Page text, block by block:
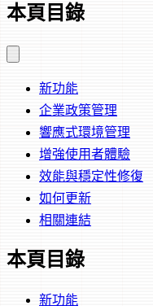
本頁目錄
新功能
企業政策管理
響應式環境管理
增強使用者體驗
效能與穩定性修復
如何更新
相關連結
本頁目錄
新功能